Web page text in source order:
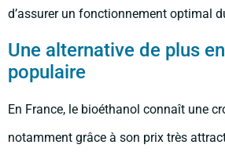
d’assurer un fonctionnement optimal
Une alternative de plus
populaire
En France, le bioéthanol connaît une
notamment grâce à son prix très